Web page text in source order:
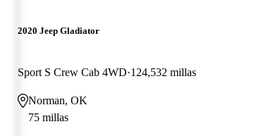
2020 Jeep Gladiator
Sport S Crew Cab 4WD 124,532 millas
Norman, OK
75 millas